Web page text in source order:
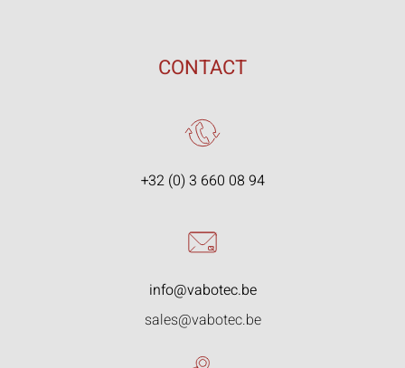
CONTACT
+32 (0) 3 660 08 94
info@vabotec.be
sales@vabotec.be